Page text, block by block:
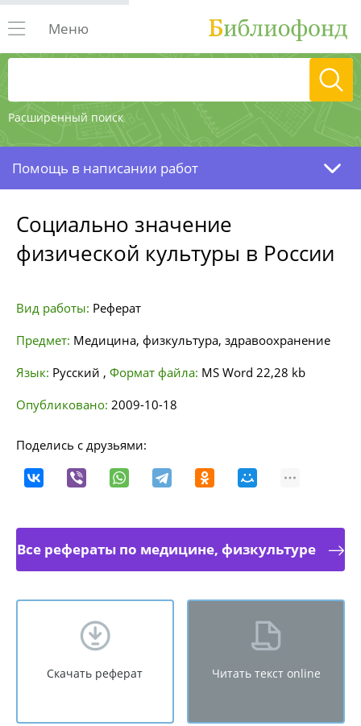
Расширенный поиск
Меню
Помощь в написании работ
Социально значение
физической культуры в России
Вид работы: Реферат
Предмет: Медицина, физкультура, здравоохранение
Язык: Русский , Формат файла: MS Word 22,28 kb
Опубликовано: 2009-10-18
Поделись с друзьями:
Все рефераты по медицине, физкультуре
Скачать реферат Читать текст online